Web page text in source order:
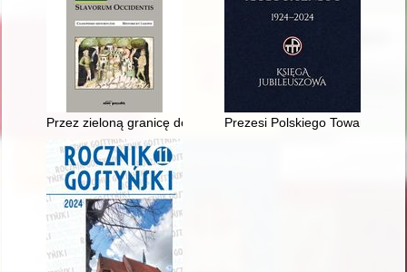
Przez zieloną granicę do raju", czyli Kilka uwag o książce
Prezesi Polskiego